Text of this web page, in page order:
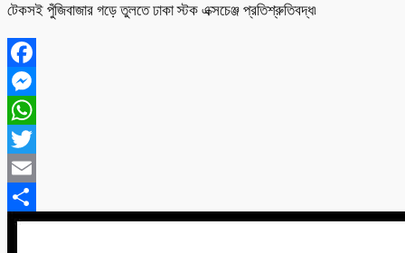
টেকসই পুঁজিবাজার গড়ে তুলতে ঢাকা স্টক এক্সচেঞ্জ প্রতিশ্রুতিবদ্ধ৷
Facebook
Messenger
WhatsApp
Twitter
Email
Share